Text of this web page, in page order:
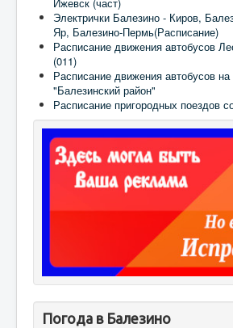
Электрички Балезино - Киров,
Яр, Балезино-Пермь(Расписание)
Расписание движения автобусов
(011)
Расписание движения автобусов
"Балезинский район"
Расписание пригородных поездов
Погода в Балезино